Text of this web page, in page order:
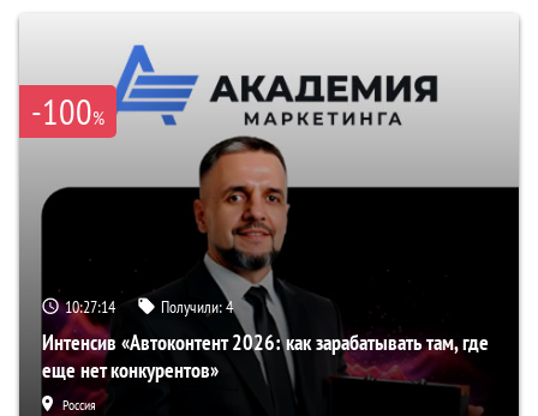
-100%
10:27:13 Получили:4
Интенсив «Автоконтент 2026: как зарабатывать там, где
еще нет конкурентов»
Россия